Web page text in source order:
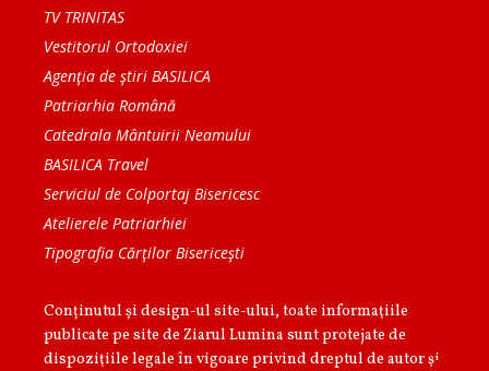
TV TRINITAS
Vestitorul Ortodoxiei
Agenţia de ştiri BASILICA
Patriarhia Română
Catedrala Mântuirii Neamului
BASILICA Travel
Serviciul de Colportaj Bisericesc
Atelierele Patriarhiei
Tipografia Cărţilor Bisericeşti
Conținutul și design-ul site-ului, toate informaţiile
publicate pe site de Ziarul Lumina sunt protejate de
dispoziţiile legale în vigoare privind dreptul de autor şi